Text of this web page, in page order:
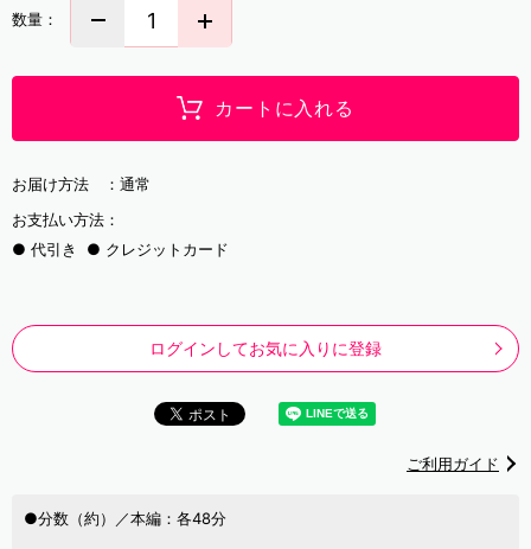
数量：
カートに入れる
お届け方法 ： 通常
お支払い方法：
代引き
クレジットカード
ログインしてお気に入りに登録
ご利用ガイド
●分数（約）／本編：各48分